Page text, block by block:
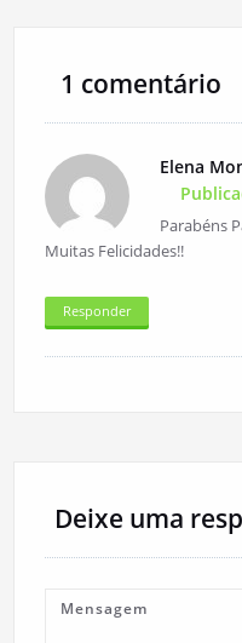
1 comentário
Elena
Parabéns
Muitas Felicidades!!
Responder
Deixe uma